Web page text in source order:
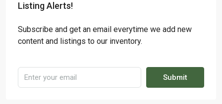
Listing Alerts!
Subscribe and get an email everytime we add new
content and listings to our inventory.
Submit